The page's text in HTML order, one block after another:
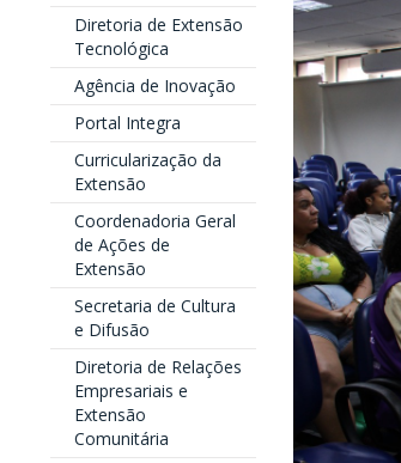
Diretoria de Extensão
Tecnológica
Agência de Inovação
Portal Integra
Curricularização da
Extensão
Coordenadoria Geral
de Ações de
Extensão
Secretaria de Cultura
e Difusão
Diretoria de Relações
Empresariais e
Extensão
Comunitária